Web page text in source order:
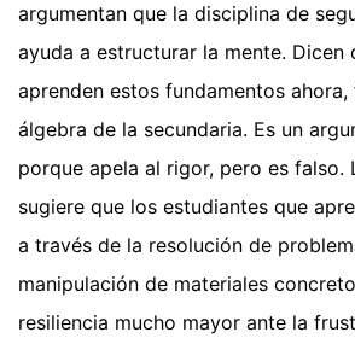
argumentan que la disciplina de
ayuda a estructurar la mente. Dicen
aprenden estos fundamentos ahora,
álgebra de la secundaria. Es un
porque apela al rigor, pero es falso.
sugiere que los estudiantes que
a través de la resolución de
manipulación de materiales
resiliencia mucho mayor ante la